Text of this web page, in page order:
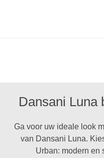
Dansani Luna
Ga voor uw ideale look
van Dansani Luna.
Urban: modern en